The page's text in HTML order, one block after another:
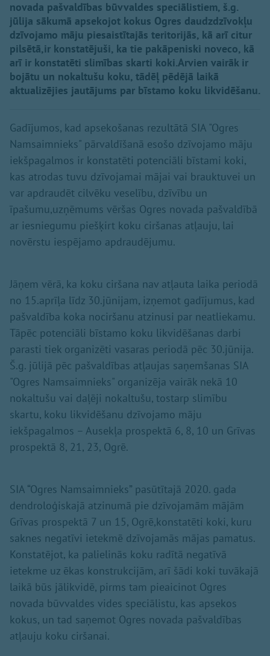
novada pašvaldības būvvaldes speciālistiem, š.g.
jūlija sākumā apsekojot kokus Ogres daudzdzīvokļu
dzīvojamo māju piesaistītajās teritorijās, kā arī citur
pilsētā,ir konstatējuši, ka tie pakāpeniski noveco, kā
arī ir konstatēti slimības skarti koki.Arvien vairāk ir
bojātu un nokaltušu koku, tādēļ pēdējā laikā
aktualizējies jautājums par bīstamo koku likvidēšanu.
Gadījumos, kad apsekošanas rezultātā SIA "Ogres
Namsaimnieks" pārvaldīšanā esošo dzīvojamo māju
iekšpagalmos ir konstatēti potenciāli bīstami koki,
kas atrodas tuvu dzīvojamai mājai vai brauktuvei un
var apdraudēt cilvēku veselību, dzīvību un
īpašumu,uzņēmums vēršas Ogres novada pašvaldībā
ar iesniegumu piešķirt koku ciršanas atļauju, lai
novērstu iespējamo apdraudējumu.
Jāņem vērā, ka koku ciršana nav atļauta laika periodā
no 15.aprīļa līdz 30.jūnijam, izņemot gadījumus, kad
pašvaldība koka nociršanu atzinusi par neatliekamu.
Tāpēc potenciāli bīstamo koku likvidēšanas darbi
parasti tiek organizēti vasaras periodā pēc 30.jūnija.
Š.g. jūlijā pēc pašvaldības atļaujas saņemšanas SIA
"Ogres Namsaimnieks" organizēja vairāk nekā 10
nokaltušu vai daļēji nokaltušu, tostarp slimību
skartu, koku likvidēšanu dzīvojamo māju
iekšpagalmos – Ausekļa prospektā 6, 8, 10 un Grīvas
prospektā 8, 21, 23, Ogrē.
SIA “Ogres Namsaimnieks” pasūtītajā 2020. gada
dendroloģiskajā atzinumā pie dzīvojamām mājām
Grīvas prospektā 7 un 15, Ogrē,konstatēti koki, kuru
saknes negatīvi ietekmē dzīvojamās mājas pamatus.
Konstatējot, ka palielinās koku radītā negatīvā
ietekme uz ēkas konstrukcijām, arī šādi koki tuvākajā
laikā būs jālikvidē, pirms tam pieaicinot Ogres
novada būvvaldes vides speciālistu, kas apsekos
kokus, un tad saņemot Ogres novada pašvaldības
atļauju koku ciršanai.